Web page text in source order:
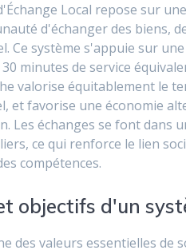
Local repose sur
d'échanger des biens,
Ce système s'appuie sur
minutes de service
valorise équitablement le
et favorise une économie
Les échanges se font dans
ce qui renforce le lien
compétences.
objectifs d'un
des valeurs essentielles